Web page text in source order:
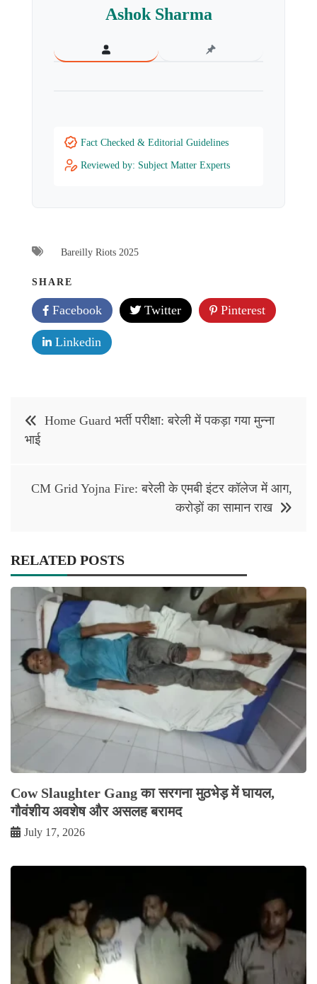
Ashok Sharma
Fact Checked & Editorial Guidelines
Reviewed by: Subject Matter Experts
Bareilly Riots 2025
SHARE
Facebook Twitter Pinterest
Linkedin
Post
navigation
Home Guard भर्ती परीक्षा: बरेली में पकड़ा गया मुन्ना
भाई
CM Grid Yojna Fire: बरेली के एमबी इंटर कॉलेज में आग,
करोड़ों का सामान राख
RELATED POSTS
Cow Slaughter Gang का सरगना मुठभेड़ में घायल,
गौवंशीय अवशेष और असलह बरामद
July 17, 2026